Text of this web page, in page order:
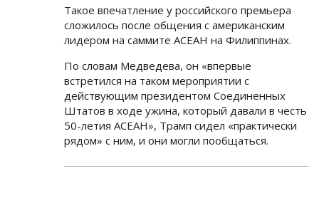
Такое впечатление у российского премьера
сложилось после общения с американским
лидером на саммите АСЕАН на Филиппинах.
По словам Медведева, он «впервые
встретился на таком мероприятии с
действующим президентом Соединенных
Штатов в ходе ужина, который давали в честь
50-летия АСЕАН», Трамп сидел «практически
рядом» с ним, и они могли пообщаться.